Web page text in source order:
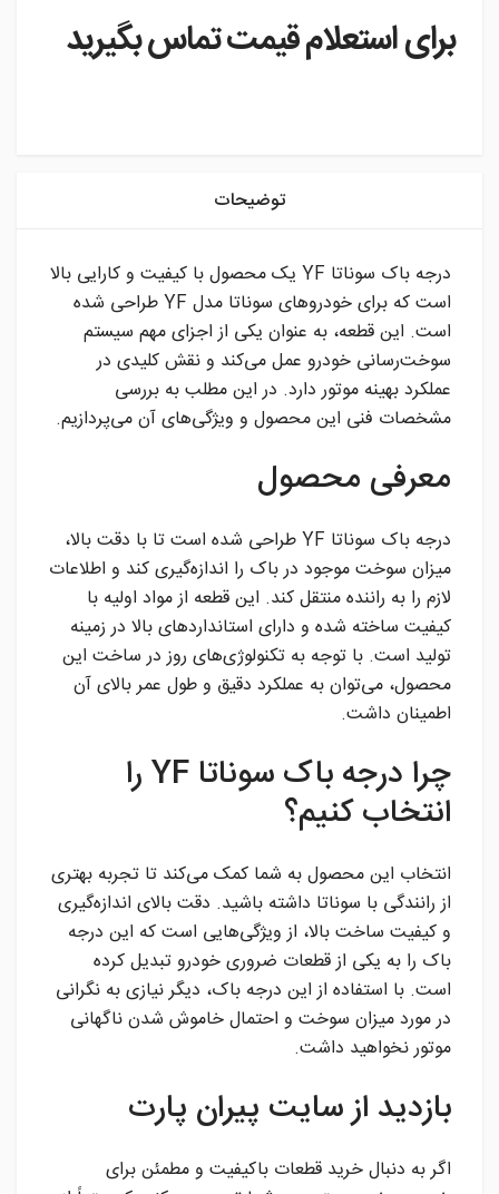
برای استعلام قیمت تماس بگیرید
توضیحات
درجه باک سوناتا YF یک محصول با کیفیت و کارایی بالا
است که برای خودروهای سوناتا مدل YF طراحی شده
است. این قطعه، به عنوان یکی از اجزای مهم سیستم
سوخت‌رسانی خودرو عمل می‌کند و نقش کلیدی در
عملکرد بهینه موتور دارد. در این مطلب به بررسی
مشخصات فنی این محصول و ویژگی‌های آن می‌پردازیم.
معرفی محصول
درجه باک سوناتا YF طراحی شده است تا با دقت بالا،
میزان سوخت موجود در باک را اندازه‌گیری کند و اطلاعات
لازم را به راننده منتقل کند. این قطعه از مواد اولیه با
کیفیت ساخته شده و دارای استانداردهای بالا در زمینه
تولید است. با توجه به تکنولوژی‌های روز در ساخت این
محصول، می‌توان به عملکرد دقیق و طول عمر بالای آن
اطمینان داشت.
چرا درجه باک سوناتا YF را
انتخاب کنیم؟
انتخاب این محصول به شما کمک می‌کند تا تجربه بهتری
از رانندگی با سوناتا داشته باشید. دقت بالای اندازه‌گیری
و کیفیت ساخت بالا، از ویژگی‌هایی است که این درجه
باک را به یکی از قطعات ضروری خودرو تبدیل کرده
است. با استفاده از این درجه باک، دیگر نیازی به نگرانی
در مورد میزان سوخت و احتمال خاموش شدن ناگهانی
موتور نخواهید داشت.
بازدید از سایت پیران پارت
اگر به دنبال خرید قطعات باکیفیت و مطمئن برای